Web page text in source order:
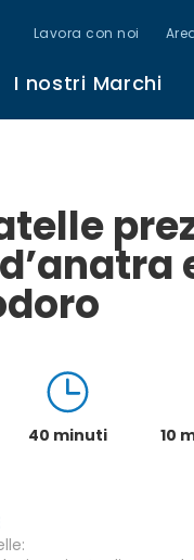
Lavora con noi
I nostri Marchi
40 minuti 10